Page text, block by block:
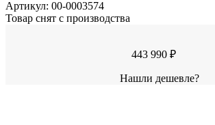
Артикул: 00-0003574
Товар снят с производства
443 990 ₽
Нашли дешевле?